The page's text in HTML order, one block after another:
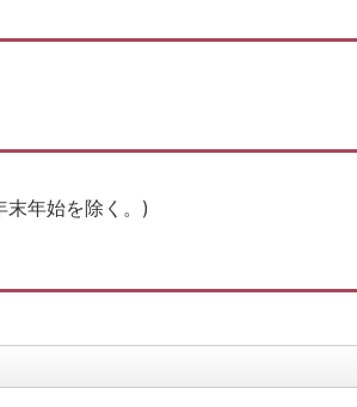
末年始を除く。)